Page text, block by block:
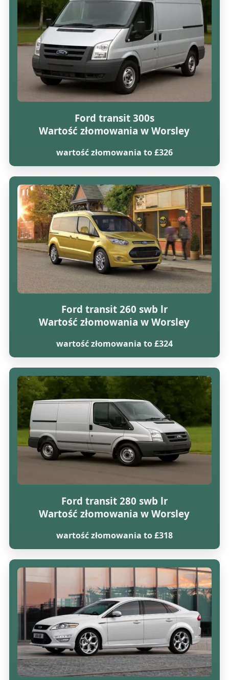
Ford transit 300s
Wartość złomowania w Worsley
wartość złomowania to £326
Ford transit 260 swb lr
Wartość złomowania w Worsley
wartość złomowania to £324
Ford transit 280 swb lr
Wartość złomowania w Worsley
wartość złomowania to £318